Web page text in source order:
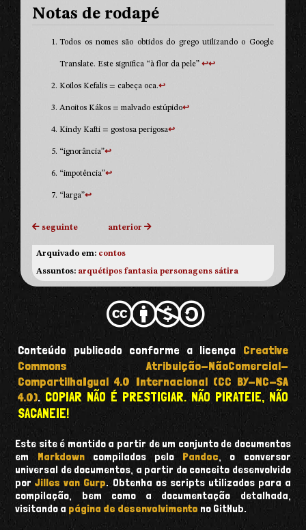
Todos os nomes são obtidos do grego utilizando o Google
Translate. Este significa “à flor da pele”↩︎↩︎
Koilos Kefalis = cabeça oca.↩︎
Anoitos Kákos = malvado estúpido↩︎
Kindy Kafti = gostosa perigosa↩︎
“ignorância”↩︎
“impotência”↩︎
“larga”↩︎
seguinte anterior
Arquivado em: contos
Assuntos: arquétipos fantasia personagens sátira
Conteúdo publicado conforme a licença Creative
Commons Atribuição-NãoComercial-
CompartilhaIgual 4.0 Internacional (CC BY-NC-SA
4.0). COPIAR NÃO É PRESTIGIAR. NÃO PIRATEIE, NÃO
SACANEIE!
Este site é mantido a partir de um conjunto de documentos
em Markdowncompilados pelo Pandoc, o conversor
universal de documentos, a partir do conceito desenvolvido
porJilles van Gurp. Obtenha os scripts utilizados para a
compilação, bem como a documentação detalhada,
visitando a página de desenvolvimento no GitHub.